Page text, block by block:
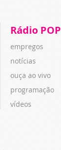
Rádio POP
empregos
notícias
ouça ao vivo
programação
vídeos